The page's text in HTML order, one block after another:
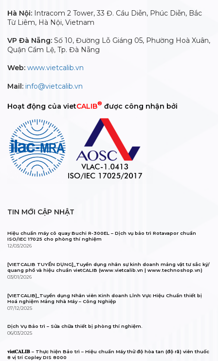
Hà Nội: Intracom 2 Tower, 33 Đ. Cầu Diễn, Phúc Diễn, Bắc
Từ Liêm, Hà Nội, Vietnam
VP Đà Nẵng: Số 10, Đường Lỗ Giáng 05, Phường Hoà Xuân,
Quận Cẩm Lệ, Tp. Đà Nẵng
Web: www.vietcalib.vn
Mail: info@vietcalib.vn
Hoạt động của vietCALIB® được công nhận bởi
TIN MỚI CẬP NHẬT
Hiệu chuẩn máy cô quay Buchi R-300EL – Dịch vụ bảo trì Rotavapor chuẩn
ISO/IEC 17025 cho phòng thí nghiệm
12/03/2026
[VIETCALIB TUYỂN DỤNG]_Tuyển dụng nhân sự kinh doanh mảng vật tư sắc ký/
quang phổ và hiệu chuẩn vietCALIB (www.vietcalib.vn | www.technoshop.vn)
03/01/2026
[VIETCALIB]_Tuyển dụng Nhân viên Kinh doanh Lĩnh Vực Hiệu Chuẩn thiết bị
Hoá nghiệm Mảng Nhà Máy – Công Nghiệp
07/12/2025
Dịch Vụ Bảo trì – Sửa chữa thiết bị phòng thí nghiệm.
06/03/2025
𝐯𝐢𝐞𝐭𝐂𝐀𝐋𝐈𝐁 – Thực hiện Bảo trì – Hiệu chuẩn Máy thử độ hòa tan (độ rã) viên thuốc
8 vị trí Copley DIS 8000